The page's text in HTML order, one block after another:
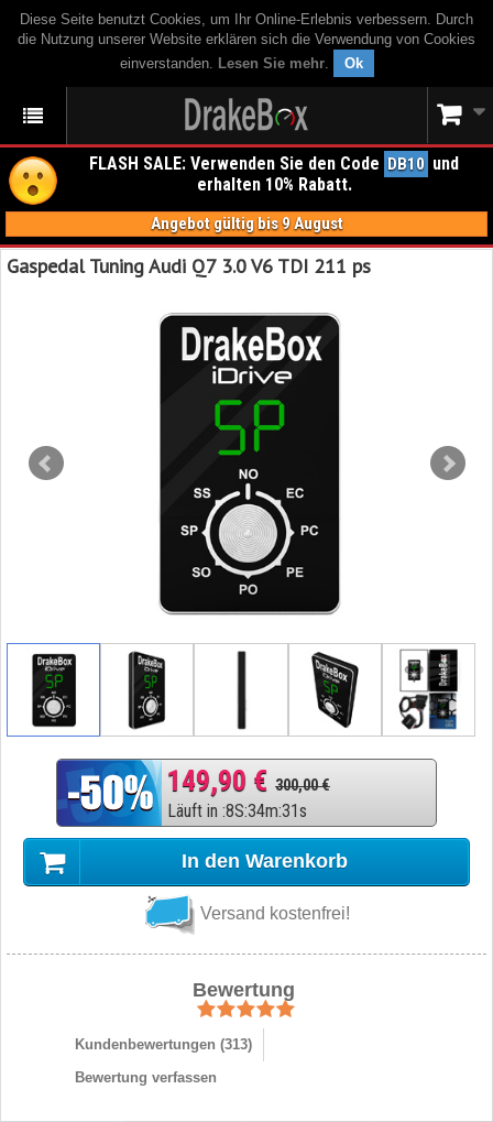
Diese Seite benutzt Cookies, um Ihr Online-Erlebnis verbessern. Durch
die Nutzung unserer Website erklären sich die Verwendung von Cookies
einverstanden. Lesen Sie mehr. Ok
FLASH SALE: Verwenden Sie den Code DB10 und
erhalten 10% Rabatt.
Angebot gültig bis 9 August
Gaspedal Tuning Audi Q7 3.0 V6 TDI 211 ps
149,90 € 300,00 €
Läuft in :8S:34m:30s
In den Warenkorb
Versand kostenfrei!
Bewertung
Kundenbewertungen (313)
Bewertung verfassen